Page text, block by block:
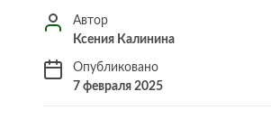
Автор
Ксения Калинина
Опубликовано
7 февраля 2025